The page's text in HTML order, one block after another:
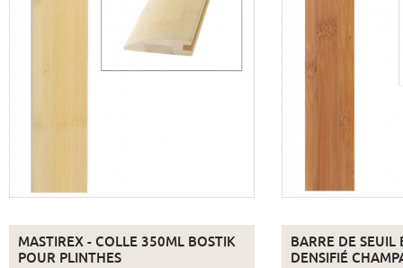
MASTIREX - COLLE 350ML BOSTIK
POUR PLINTHES
BARRE DE SEUIL
DENSIFIÉ